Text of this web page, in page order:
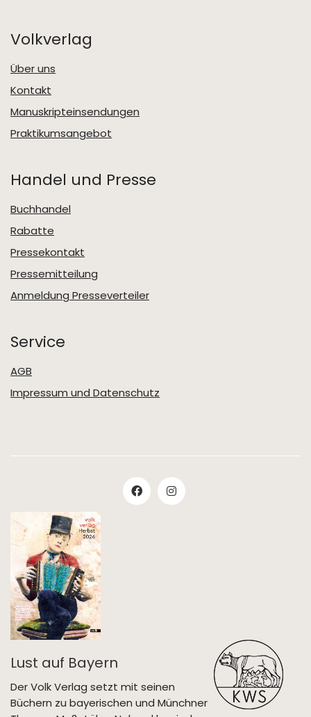
Volkverlag
Über uns
Kontakt
Manuskripteinsendungen
Praktikumsangebot
Handel und Presse
Buchhandel
Rabatte
Pressekontakt
Pressemitteilung
Anmeldung Presseverteiler
Service
AGB
Impressum und Datenschutz
Lust auf Bayern
Der Volk Verlag setzt mit seinen
Büchern zu bayerischen und Münchner